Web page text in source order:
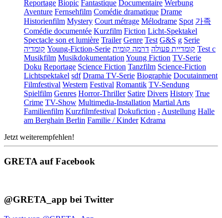
Reportage Biopic Fantastique Documentaire Werbung
Aventure Fernsehfilm Comédie dramatique Drame
Historienfilm Mystery Court métrage Mélodrame Spot 가족
Comédie documentée Kurzfilm Fiction Licht-Spektakel
Spectacle son et lumière Trailer Genre Test G&S g Serie
קומדיה Young-Fiction-Serie קומדיית פעולה דרמה קומית
Test c
Musikfilm Musikdokumentation Young Fiction TV-Serie
Doku Reportage Science Fiction Tanzfilm Science-Fiction
Lichtspektakel sdf Drama TV-Serie Biographie Docutainment
Filmfestival Western Festival Romantik TV-Sendung
Spielfilm Genres Horror-Thriller Satire Divers History True
Crime TV-Show Multimedia-Installation Martial Arts
Familienfilm Kurzfilmfestival Dokufiction - Austellung Halle
am Berghain Berlin Familie / Kinder Kdrama
Jetzt weiterempfehlen!
GRETA auf Facebook
@GRETA_app bei Twitter